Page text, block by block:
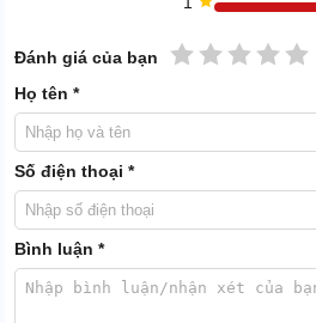
1.3 Hệ thống lọc chống tĩnh
Đánh giá của bạn 5
4 sao
3 sao
2 sao
1 sao
Họ tên *
Số điện thoại *
Bình luận *